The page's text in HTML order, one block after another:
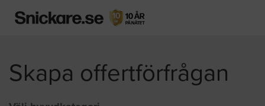
Skapa offertförfrågan